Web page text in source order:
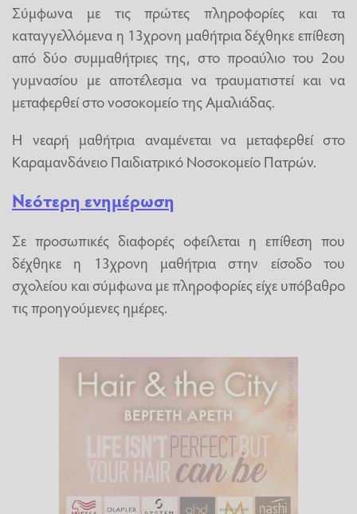
Σύμφωνα με τις πρώτες πληροφορίες και τα
καταγγελλόμενα η 13χρονη μαθήτρια δέχθηκε επίθεση
από δύο συμμαθήτριες της, στο προαύλιο του 2ου
γυμνασίου με αποτέλεσμα να τραυματιστεί και να
μεταφερθεί στο νοσοκομείο της Αμαλιάδας.
Η νεαρή μαθήτρια αναμένεται να μεταφερθεί στο
Καραμανδάνειο Παιδιατρικό Νοσοκομείο Πατρών.
Νεότερη ενημέρωση
Σε προσωπικές διαφορές οφείλεται η επίθεση που
δέχθηκε η 13χρονη μαθήτρια στην είσοδο του
σχολείου και σύμφωνα με πληροφορίες είχε υπόβαθρο
τις προηγούμενες ημέρες.